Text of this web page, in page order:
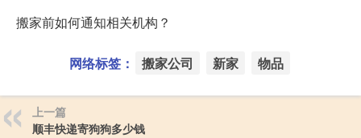
搬家前如何通知相关机构？
网络标签： 搬家公司 新家 物品
上一篇
顺丰快递寄狗狗多少钱